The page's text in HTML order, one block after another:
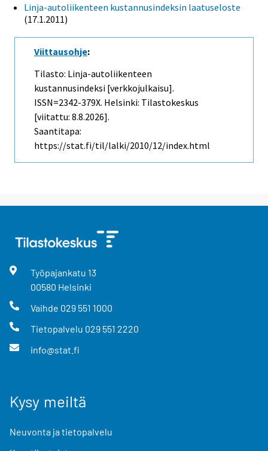
Linja-autoliikenteen kustannusindeksin laatuseloste
(17.1.2011)
Viittausohje:
Tilasto: Linja-autoliikenteen
kustannusindeksi [verkkojulkaisu].
ISSN=2342-379X. Helsinki: Tilastokeskus
[viitattu: 8.8.2026].
Saantitapa:
https://stat.fi/til/lalki/2010/12/index.html
Työpajankatu 13
00580 Helsinki
Vaihde 029 551 1000
Tietopalvelu 029 551 2220
info@stat.fi
Kysy meiltä
Neuvonta ja tietopalvelu